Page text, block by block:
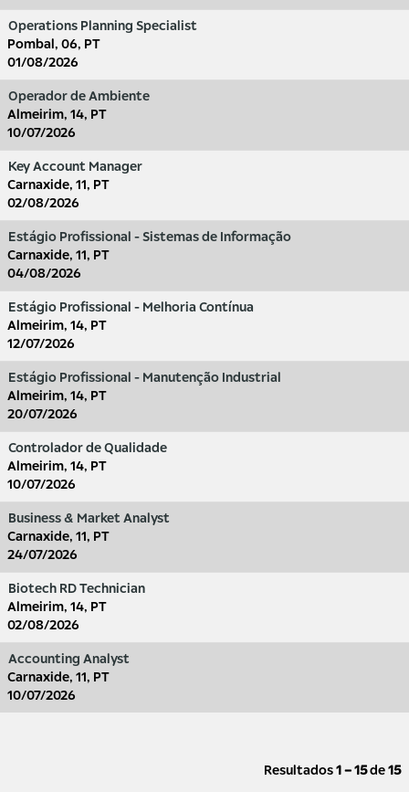
Operations Planning Specialist
Pombal, 06, PT
01/08/2026
Operador de Ambiente
Almeirim, 14, PT
10/07/2026
Key Account Manager
Carnaxide, 11, PT
02/08/2026
Estágio Profissional - Sistemas de Informação
Carnaxide, 11, PT
04/08/2026
Estágio Profissional - Melhoria Contínua
Almeirim, 14, PT
12/07/2026
Estágio Profissional - Manutenção Industrial
Almeirim, 14, PT
20/07/2026
Controlador de Qualidade
Almeirim, 14, PT
10/07/2026
Business & Market Analyst
Carnaxide, 11, PT
24/07/2026
Biotech RD Technician
Almeirim, 14, PT
02/08/2026
Accounting Analyst
Carnaxide, 11, PT
10/07/2026
Resultados 1 – 15de 15